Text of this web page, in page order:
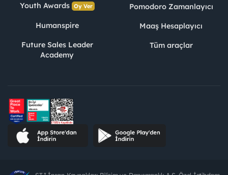
Youth Awards Oy Ver
Humanspire
Future Sales Leader
Academy
Pomodoro Zamanlayıcı
Maaş Hesaplayıcı
Tüm araçlar